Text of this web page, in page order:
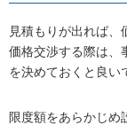
見積もりが出れば、
価格交渉する際は、
を決めておくと良い
限度額をあらかじめ